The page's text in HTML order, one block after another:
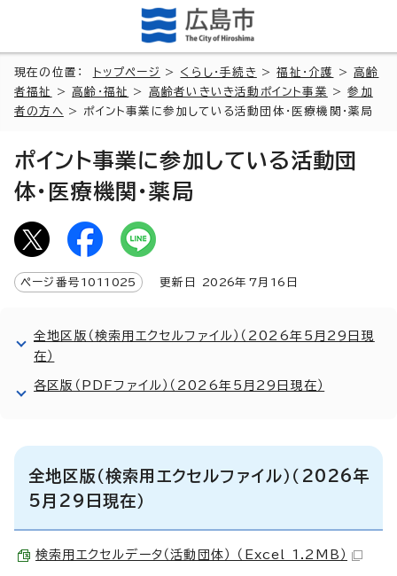
現在の位置： トップページ > くらし・手続き >福祉・介護 >高齢
者福祉
>高齢・福祉 > 高齢者いきいき活動ポイント事業 >参加
者の方へ
> ポイント事業に参加している活動団体・医療機関・薬局
ポイント事業に参加している活動団
体・医療機関・薬局
ページ番号 1011025 更新日 2026年7月 16 日
全地区版（検索用エクセルファイル）（2026年5月29日現
在）
各区版（PDFファイル）（2026年5月29日現在）
全地区版（検索用エクセルファイル）（2026年
5月29日現在）
検索用エクセルデータ（活動団体） （Excel 1.2MB）